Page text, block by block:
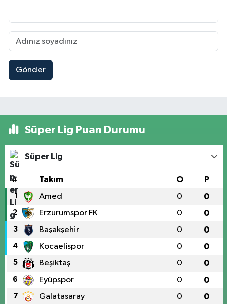
Gönder
Süper Lig Puan Durumu
Süper Lig
# Takım O P
1 Amed 0 0
2 Erzurumspor FK 0 0
3 Başakşehir 0 0
4 Kocaelispor 0 0
5 Beşiktaş 0 0
6 Eyüpspor 0 0
7 Galatasaray 0 0